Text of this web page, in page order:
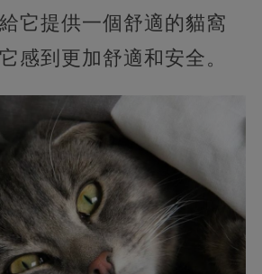
它提供一個舒適的貓窩
感到更加舒適和安全。